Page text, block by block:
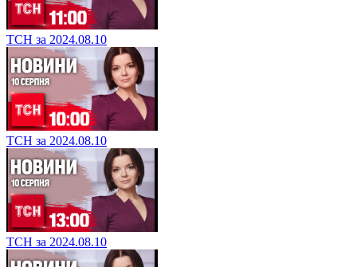
ТСН за 2024.08.10
ТСН за 2024.08.10
ТСН за 2024.08.10